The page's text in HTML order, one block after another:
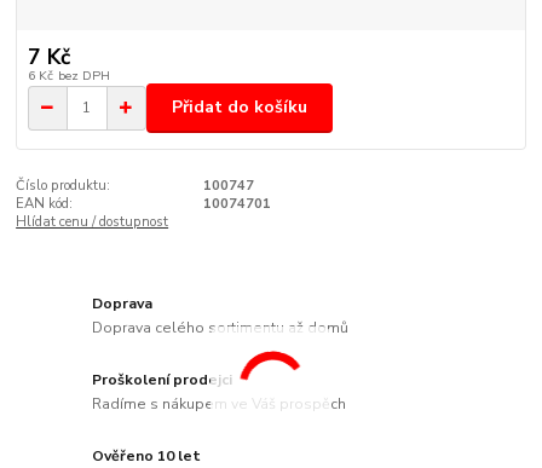
7 Kč
6 Kč bez DPH
Přidat do košíku
Číslo produktu:
100747
EAN kód:
10074701
Hlídat cenu / dostupnost
Doprava
Doprava celého sortimentu až domů
Proškolení prodejci
Radíme s nákupem ve Váš prospěch
Ověřeno 10 let